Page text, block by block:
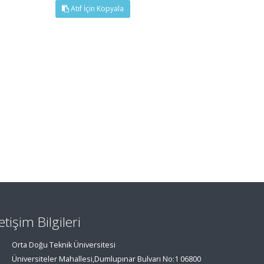
Atıf İçin Kopyala
Bilgileri
Orta Doğu Teknik Üniversitesi
Üniversiteler Mahallesi,Dumlupınar Bulvarı No:1 06800